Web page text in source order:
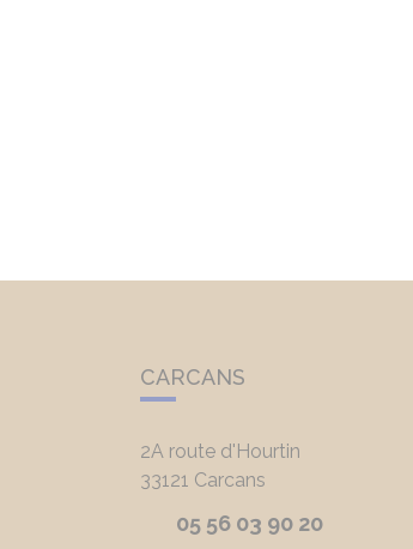
CARCANS
2A route d'Hourtin
33121 Carcans
05 56 03 90 20